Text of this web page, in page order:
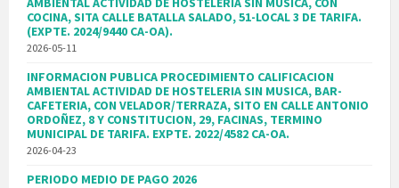
COCINA, SITA CALLE BATALLA SALADO, 51-LOCAL 3 DE TARIFA.
(EXPTE. 2024/9440 CA-OA).
2026-05-11
INFORMACION PUBLICA PROCEDIMIENTO CALIFICACION
AMBIENTAL ACTIVIDAD DE HOSTELERIA SIN MUSICA, BAR-
CAFETERIA, CON VELADOR/TERRAZA, SITO EN CALLE ANTONIO
ORDOÑEZ, 8 Y CONSTITUCION, 29, FACINAS, TERMINO
MUNICIPAL DE TARIFA. EXPTE. 2022/4582 CA-OA.
2026-04-23
PERIODO MEDIO DE PAGO 2026